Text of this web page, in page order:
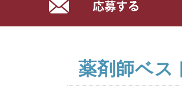
薬剤師ベス